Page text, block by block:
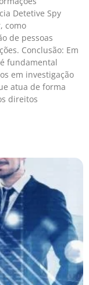
Detetive Spy
como
de pessoas
Conclusão: Em
fundamental
em investigação
atua de forma
direitos